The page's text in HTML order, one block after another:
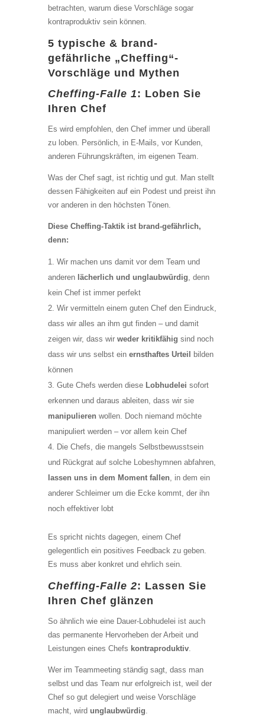
betrachten, warum diese Vorschläge sogar
kontraproduktiv sein können.
5 typische & brand-
gefährliche „Cheffing“-
Vorschläge und Mythen
Cheffing-Falle 1: Loben Sie
Ihren Chef
Es wird empfohlen, den Chef immer und überall
zu loben. Persönlich, in E-Mails, vor Kunden,
anderen Führungskräften, im eigenen Team.
Was der Chef sagt, ist richtig und gut. Man stellt
dessen Fähigkeiten auf ein Podest und preist ihn
vor anderen in den höchsten Tönen.
Diese Cheffing-Taktik ist brand-gefährlich,
denn:
Wir machen uns damit vor dem Team und
anderen lächerlich und unglaubwürdig, denn
kein Chef ist immer perfekt
Wir vermitteln einem guten Chef den Eindruck,
dass wir alles an ihm gut finden – und damit
zeigen wir, dass wir weder kritikfähig sind noch
dass wir uns selbst ein ernsthaftes Urteil
bilden
können
Gute Chefs werden diese Lobhudelei sofort
erkennen und daraus ableiten, dass wir sie
manipulieren wollen. Doch niemand möchte
manipuliert werden – vor allem kein Chef
Die Chefs, die mangels Selbstbewusstsein
und Rückgrat auf solche Lobeshymnen abfahren,
lassen uns in dem Moment fallen, in dem ein
anderer Schleimer um die Ecke kommt, der ihn
noch effektiver lobt
Es spricht nichts dagegen, einem Chef
gelegentlich ein positives Feedback zu geben.
Es muss aber konkret und ehrlich sein.
Cheffing-Falle 2: Lassen Sie
Ihren Chef glänzen
So ähnlich wie eine Dauer-Lobhudelei ist auch
das permanente Hervorheben der Arbeit und
Leistungen eines Chefs kontraproduktiv.
Wer im Teammeeting ständig sagt, dass man
selbst und das Team nur erfolgreich ist, weil der
Chef so gut delegiert und weise Vorschläge
macht, wird unglaubwürdig.